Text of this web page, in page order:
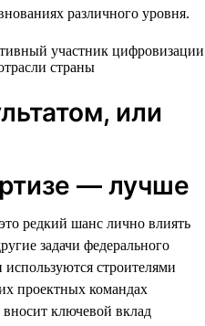
различного уровня.
или
— лучше
редкий шанс лично влиять
задачи федерального
строителями
проектных командах
ключевой вклад